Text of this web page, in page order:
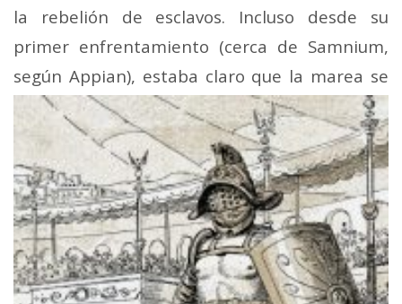
la rebelión de esclavos. Incluso desde su
primer enfrentamiento (cerca de Samnium,
según Appian), estaba claro que la marea se